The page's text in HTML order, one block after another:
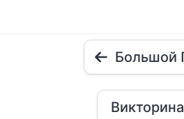
Большой
Викторина